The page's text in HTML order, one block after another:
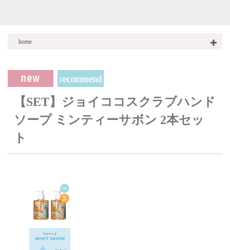
home
商品一覧
Hand Care ハンドケア
【SET】ジョイココスクラブハンド
ソープ ミンティーサボン 2本セッ
ト